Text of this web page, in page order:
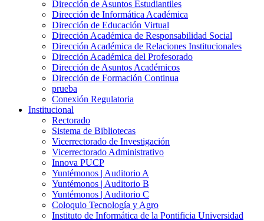
Dirección de Asuntos Estudiantiles
Dirección de Informática Académica
Dirección de Educación Virtual
Dirección Académica de Responsabilidad Social
Dirección Académica de Relaciones Institucionales
Dirección Académica del Profesorado
Dirección de Asuntos Académicos
Dirección de Formación Continua
prueba
Conexión Regulatoria
Institucional
Rectorado
Sistema de Bibliotecas
Vicerrectorado de Investigación
Vicerrectorado Administrativo
Innova PUCP
Yuntémonos | Auditorio A
Yuntémonos | Auditorio B
Yuntémonos | Auditorio C
Coloquio Tecnología y Agro
Instituto de Informática de la Pontificia Universidad